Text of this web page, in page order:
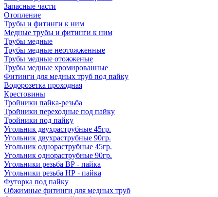
Запасные части
Отопление
Трубы и фитинги к ним
Медные трубы и фитинги к ним
Трубы медные
Трубы медные неотожженные
Трубы медные отожженые
Трубы медные хромированные
Фитинги для медных труб под пайку
Водорозетка проходная
Крестовины
Тройники пайка-резьба
Тройники переходные под пайку
Тройники под пайку
Угольник двухраструбные 45гр.
Угольник двухраструбные 90гр.
Угольник однораструбные 45гр.
Угольник однораструбные 90гр.
Угольники резьба ВР - пайка
Угольники резьба НР - пайка
Футорка под пайку
Обжимные фитинги для медных труб